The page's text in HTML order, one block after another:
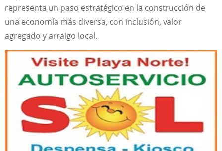
representa un paso estratégico en la construcción de
una economía más diversa, con inclusión, valor
agregado y arraigo local.